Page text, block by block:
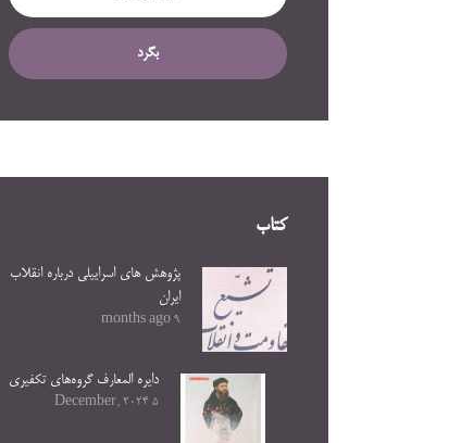
بگرد
کتاب
پژوهش های اسراییلی درباره انقلاب
ایران
9 months ago
دایره المعارف گروه‌های تکفیری
5 December, 2024